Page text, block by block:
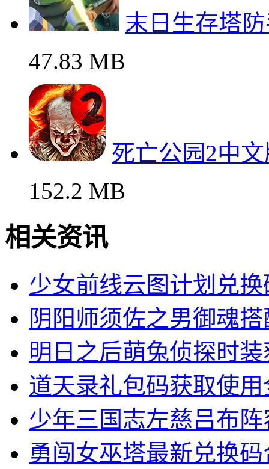
末日生存塔
47.83 MB
死亡公园2中
152.2 MB
相关资讯
少女前线云图计划兑
阴阳师须佐之男御魂
明日之后萌兔侦探时
道天录礼包码获取使
少年三国志左慈吕布
勇闯女巫塔最新兑换